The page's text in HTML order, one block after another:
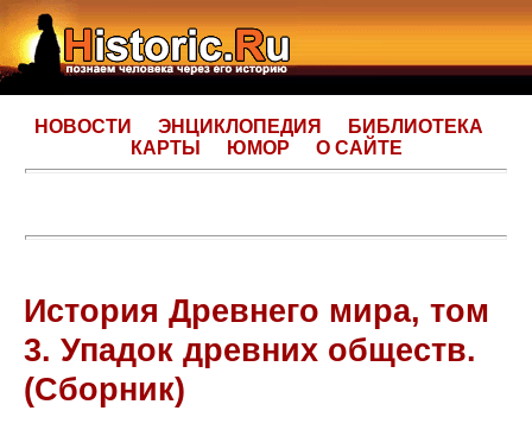
НОВОСТИ ЭНЦИКЛОПЕДИЯ
БИБЛИОТЕКА
КАРТЫ
ЮМОР О САЙТЕ
История Древнего мира, том
3. Упадок древних обществ.
(Сборник)